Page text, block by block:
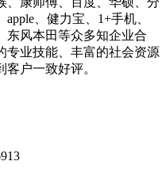
、健力宝、1+手机、
东风本田等众多知企业合
专业技能、丰富的社会资源
户一致好评。